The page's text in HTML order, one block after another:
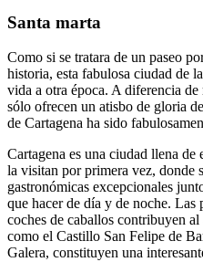
Santa marta
Como si se tratara de un paseo
historia, esta fabulosa ciudad de
vida a otra época. A diferencia
sólo ofrecen un atisbo de gloria
de Cartagena ha sido
Cartagena es una ciudad llena de
la visitan por primera vez, donde
gastronómicas excepcionales
que hacer de día y de noche.
coches de caballos contribuyen
como el Castillo San Felipe de
Galera, constituyen una